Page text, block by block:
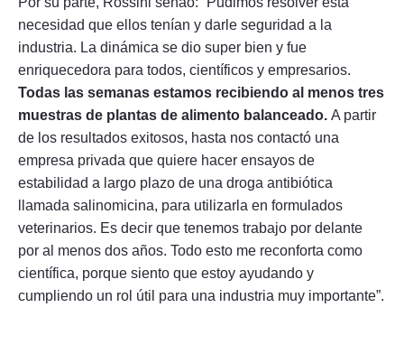
necesidad que ellos tenían y darle seguridad a la
industria. La dinámica se dio super bien y fue
enriquecedora para todos, científicos y empresarios.
Todas las semanas estamos recibiendo al menos tres
muestras de plantas de alimento balanceado. A partir
de los resultados exitosos, hasta nos contactó una
empresa privada que quiere hacer ensayos de
estabilidad a largo plazo de una droga antibiótica
llamada salinomicina, para utilizarla en formulados
veterinarios. Es decir que tenemos trabajo por delante
por al menos dos años. Todo esto me reconforta como
científica, porque siento que estoy ayudando y
cumpliendo un rol útil para una industria muy importante”.